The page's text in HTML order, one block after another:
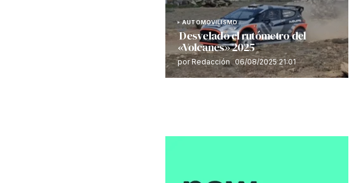
AUTOMOVILISMO
Desvelado el rutómetro del
«Volcanes» 2025
por Redacción 06/08/2025 21:01